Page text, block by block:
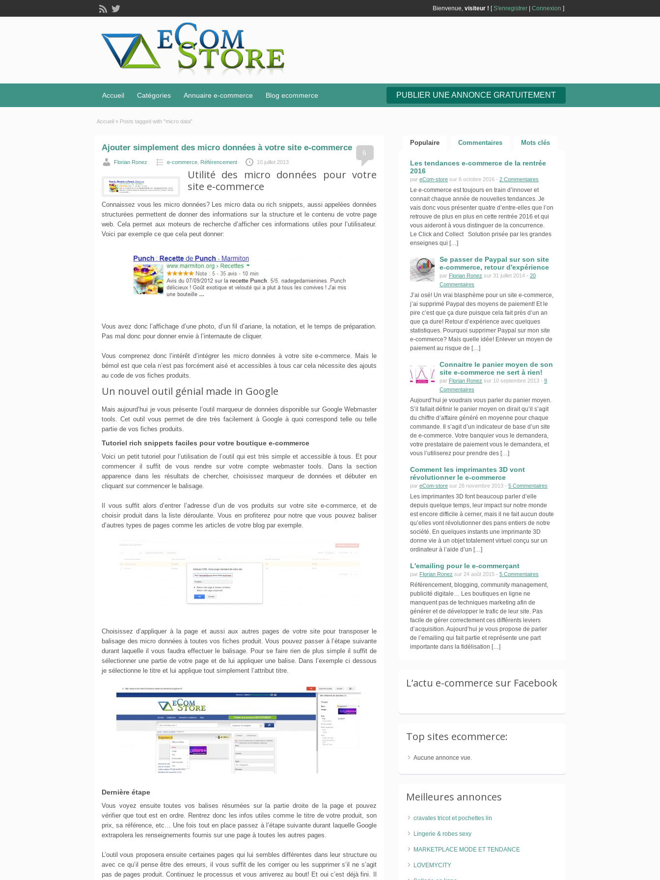
Bienvenue, visiteur ! [S'enregistrer Connexion ]
Accueil Catégories Annuaire e-commerce Blog ecommerce PUBLIER UNE ANNONCE GRATUITEMENT
Accueil » Posts tagged with "micro data"
6
Ajouter simplement des micro données à votre site e-commerce
Florian Ronez e-commerce Référencement 10 juillet 2013
Utilité des micro données pour votre
site e-commerce
Connaissez vous les micro données? Les micro data ou rich snippets, aussi appelées données
structurées permettent de donner des informations sur la structure et le contenu de votre page
web. Cela permet aux moteurs de recherche d’afficher ces informations utiles pour l’utilisateur.
Voici par exemple ce que cela peut donner:
Vous avez donc l’affichage d’une photo, d’un fil d’ariane, la notation, et le temps de préparation.
Pas mal donc pour donner envie à l’internaute de cliquer.
Vous comprenez donc l’intérêt d’intégrer les micro données à votre site e-commerce. Mais le
bémol est que cela n’est pas forcément aisé et accessibles à tous car cela nécessite des ajouts
au code de vos fiches produits.
Un nouvel outil génial made in Google
Mais aujourd’hui je vous présente l’outil marqueur de données disponible sur Google Webmaster
tools. Cet outil vous permet de dire très facilement à Google à quoi correspond telle ou telle
partie de vos fiches produits.
Tutoriel rich snippets faciles pour votre boutique e-commerce
Voici un petit tutoriel pour l’utilisation de l’outil qui est très simple et accessible à tous. Et pour
commencer il suffit de vous rendre sur votre compte webmaster tools. Dans la section
apparence dans les résultats de chercher, choisissez marqueur de données et débuter en
cliquant sur commencer le balisage.
Il vous suffit alors d’entrer l’adresse d’un de vos produits sur votre site e-commerce, et de
choisir produit dans la liste déroulante. Vous en profiterez pour notre que vous pouvez baliser
d’autres types de pages comme les articles de votre blog par exemple.
Choisissez d’appliquer à la page et aussi aux autres pages de votre site pour transposer le
balisage des micro données à toutes vos fiches produit. Vous pouvez passer à l’étape suivante
durant laquelle il vous faudra effectuer le balisage. Pour se faire rien de plus simple il suffit de
sélectionner une partie de votre page et de lui appliquer une balise. Dans l’exemple ci dessous
je sélectionne le titre et lui applique tout simplement l’attribut titre.
Dernière étape
Vous voyez ensuite toutes vos balises résumées sur la partie droite de la page et pouvez
vérifier que tout est en ordre. Rentrez donc les infos utiles comme le titre de votre produit, son
prix, sa référence, etc… Une fois tout en place passez à l’étape suivante durant laquelle Google
extrapolera les renseignements fournis sur une page à toutes les autres pages.
L’outil vous proposera ensuite certaines pages qui lui sembles différentes dans leur structure ou
avec ce qu’il pense être des erreurs, il vous suffit de les corriger ou les supprimer s’il ne s’agit
pas de pages produit. Continuez le processus et vous arriverez au bout! Et oui c’est déjà fini. Il
Populaire Commentaires Mots clés
Les tendances e-commerce de la rentrée
2016
par eCom-store sur 6 octobre 2016 - 2 Commentaires
Le e-commerce est toujours en train d’innover et
connait chaque année de nouvelles tendances. Je
vais donc vous présenter quatre d’entre-elles que l’on
retrouve de plus en plus en cette rentrée 2016 et qui
vous aideront à vous distinguer de la concurrence.
Le Click and Collect Solution prisée par les grandes
enseignes qui […]
Se passer de Paypal sur son site
e-commerce, retour d'expérience
par Florian Ronez sur 31 juillet 2014 - 20
Commentaires
J’ai osé! Un vrai blasphème pour un site e-commerce,
j’ai supprimé Paypal des moyens de paiement! Et le
pire c’est que ça dure puisque cela fait près d’un an
que ça dure! Retour d’expérience avec quelques
statistiques. Pourquoi supprimer Paypal sur mon site
e-commerce? Mais quelle idée! Enlever un moyen de
paiement au risque de […]
Connaitre le panier moyen de son
site e-commerce ne sert à rien!
par Florian Ronez sur 10 septembre 2013 - 9
Commentaires
Aujourd’hui je voudrais vous parler du panier moyen.
S’il fallait définir le panier moyen on dirait qu’il s’agit
du chiffre d’affaire généré en moyenne pour chaque
commande. Il s’agit d’un indicateur de base d’un site
de e-commerce. Votre banquier vous le demandera,
votre prestataire de paiement vous le demandera, et
vous l’utiliserez pour prendre des […]
Comment les imprimantes 3D vont
révolutionner le e-commerce
par eCom-store sur 26 novembre 2013 - 5 Commentaires
Les imprimantes 3D font beaucoup parler d’elle
depuis quelque temps, leur impact sur notre monde
est encore difficile à cerner, mais il ne fait aucun doute
qu’elles vont révolutionner des pans entiers de notre
société. En quelques instants une imprimante 3D
donne vie à un objet totalement virtuel conçu sur un
ordinateur à l’aide d’un […]
L'emailing pour le e-commerçant
par Florian Ronez sur 24 août 2015 - 5 Commentaires
Référencement, blogging, community management,
publicité digitale… Les boutiques en ligne ne
manquent pas de techniques marketing afin de
générer et de développer le trafic de leur site. Pas
facile de gérer correctement ces différents leviers
d’acquisition. Aujourd’hui je vous propose de parler
de l’emailing qui fait partie et représente une part
importante dans la fidélisation […]
L’actu e-commerce sur Facebook
Top sites ecommerce:
Aucune annonce vue.
Meilleures annonces
cravates tricot et pochettes lin
Lingerie & robes sexy
MARKETPLACE MODE ET TENDANCE
LOVEMYCITY